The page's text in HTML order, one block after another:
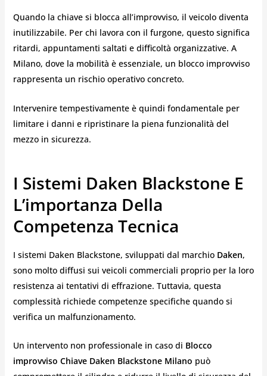
Quando la chiave si blocca all’improvviso, il veicolo diventa
inutilizzabile. Per chi lavora con il furgone, questo significa
ritardi, appuntamenti saltati e difficoltà organizzative. A
Milano, dove la mobilità è essenziale, un blocco improvviso
rappresenta un rischio operativo concreto.
Intervenire tempestivamente è quindi fondamentale per
limitare i danni e ripristinare la piena funzionalità del
mezzo in sicurezza.
I Sistemi Daken Blackstone E
L’importanza Della
Competenza Tecnica
I sistemi Daken Blackstone, sviluppati dal marchio Daken,
sono molto diffusi sui veicoli commerciali proprio per la loro
resistenza ai tentativi di effrazione. Tuttavia, questa
complessità richiede competenze specifiche quando si
verifica un malfunzionamento.
Un intervento non professionale in caso di Blocco
improvviso Chiave Daken Blackstone Milano può